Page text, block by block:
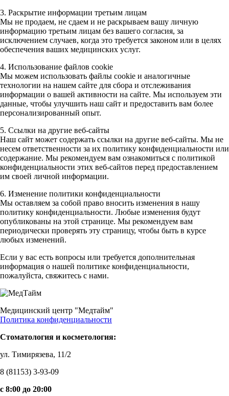
3. Раскрытие информации третьим лицам
Мы не продаем, не сдаем и не раскрываем вашу личную
информацию третьим лицам без вашего согласия, за
исключением случаев, когда это требуется законом или в целях
обеспечения ваших медицинских услуг.
4. Использование файлов cookie
Мы можем использовать файлы cookie и аналогичные
технологии на нашем сайте для сбора и отслеживания
информации о вашей активности на сайте. Мы используем эти
данные, чтобы улучшить наш сайт и предоставить вам более
персонализированный опыт.
5. Ссылки на другие веб-сайты
Наш сайт может содержать ссылки на другие веб-сайты. Мы не
несем ответственности за их политику конфиденциальности или
содержание. Мы рекомендуем вам ознакомиться с политикой
конфиденциальности этих веб-сайтов перед предоставлением
им своей личной информации.
6. Изменение политики конфиденциальности
Мы оставляем за собой право вносить изменения в нашу
политику конфиденциальности. Любые изменения будут
опубликованы на этой странице. Мы рекомендуем вам
периодически проверять эту страницу, чтобы быть в курсе
любых изменений.
Если у вас есть вопросы или требуется дополнительная
информация о нашей политике конфиденциальности,
пожалуйста, свяжитесь с нами.
Медицинский центр "Медтайм"
Политика конфиденциальности
Стоматология и косметология:
ул. Тимирязева, 11/2
8 (81153) 3-93-09
c 8:00 до 20:00